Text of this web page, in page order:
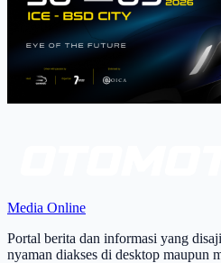
Media Online
Portal berita dan informasi yang
nyaman diakses di desktop maupun